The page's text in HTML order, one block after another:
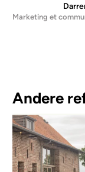
Marketing et
Andere